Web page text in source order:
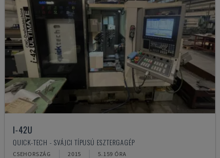
I-42U
QUICK-TECH - SVÁJCI TÍPUSÚ ESZTERGAGÉP
CSEHORSZÁG 2015 5.159 ÓRA